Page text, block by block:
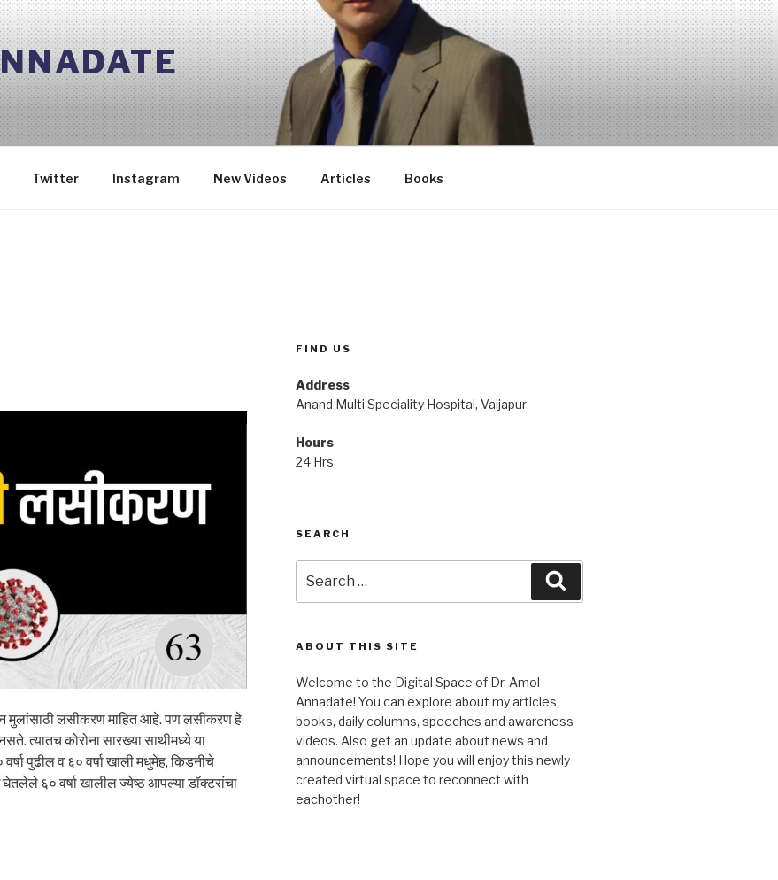
Twitter Instagram New Videos Articles Books
मुलांसाठी लसीकरण माहित आहे. पण लसीकरण हे
त्यातच कोरोना सारख्या साथीमध्ये या
पुढील व ६० वर्षा खाली मधुमेह, किडनीचे
६० वर्षा खालील ज्येष्ठ आपल्या डॉक्टरांचा
FIND US
Address
Anand Multi Speciality Hospital, Vaijapur
Hours
24 Hrs
SEARCH
for:
ABOUT THIS SITE
Welcome to the Digital Space of Dr. Amol
Annadate! You can explore about my articles,
books, daily columns, speeches and awareness
videos. Also get an update about news and
announcements! Hope you will enjoy this newly
created virtual space to reconnect with
eachother!